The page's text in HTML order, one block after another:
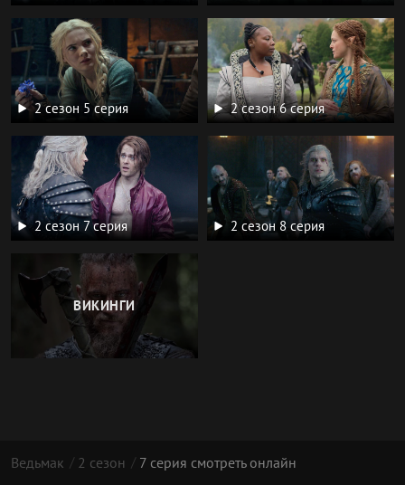
2 сезон 5 серия 2 сезон 6 серия
2 сезон 7 серия 2 сезон 8 серия
ВИКИНГИ
Ведьмак 2 сезон 7 серия смотреть онлайн